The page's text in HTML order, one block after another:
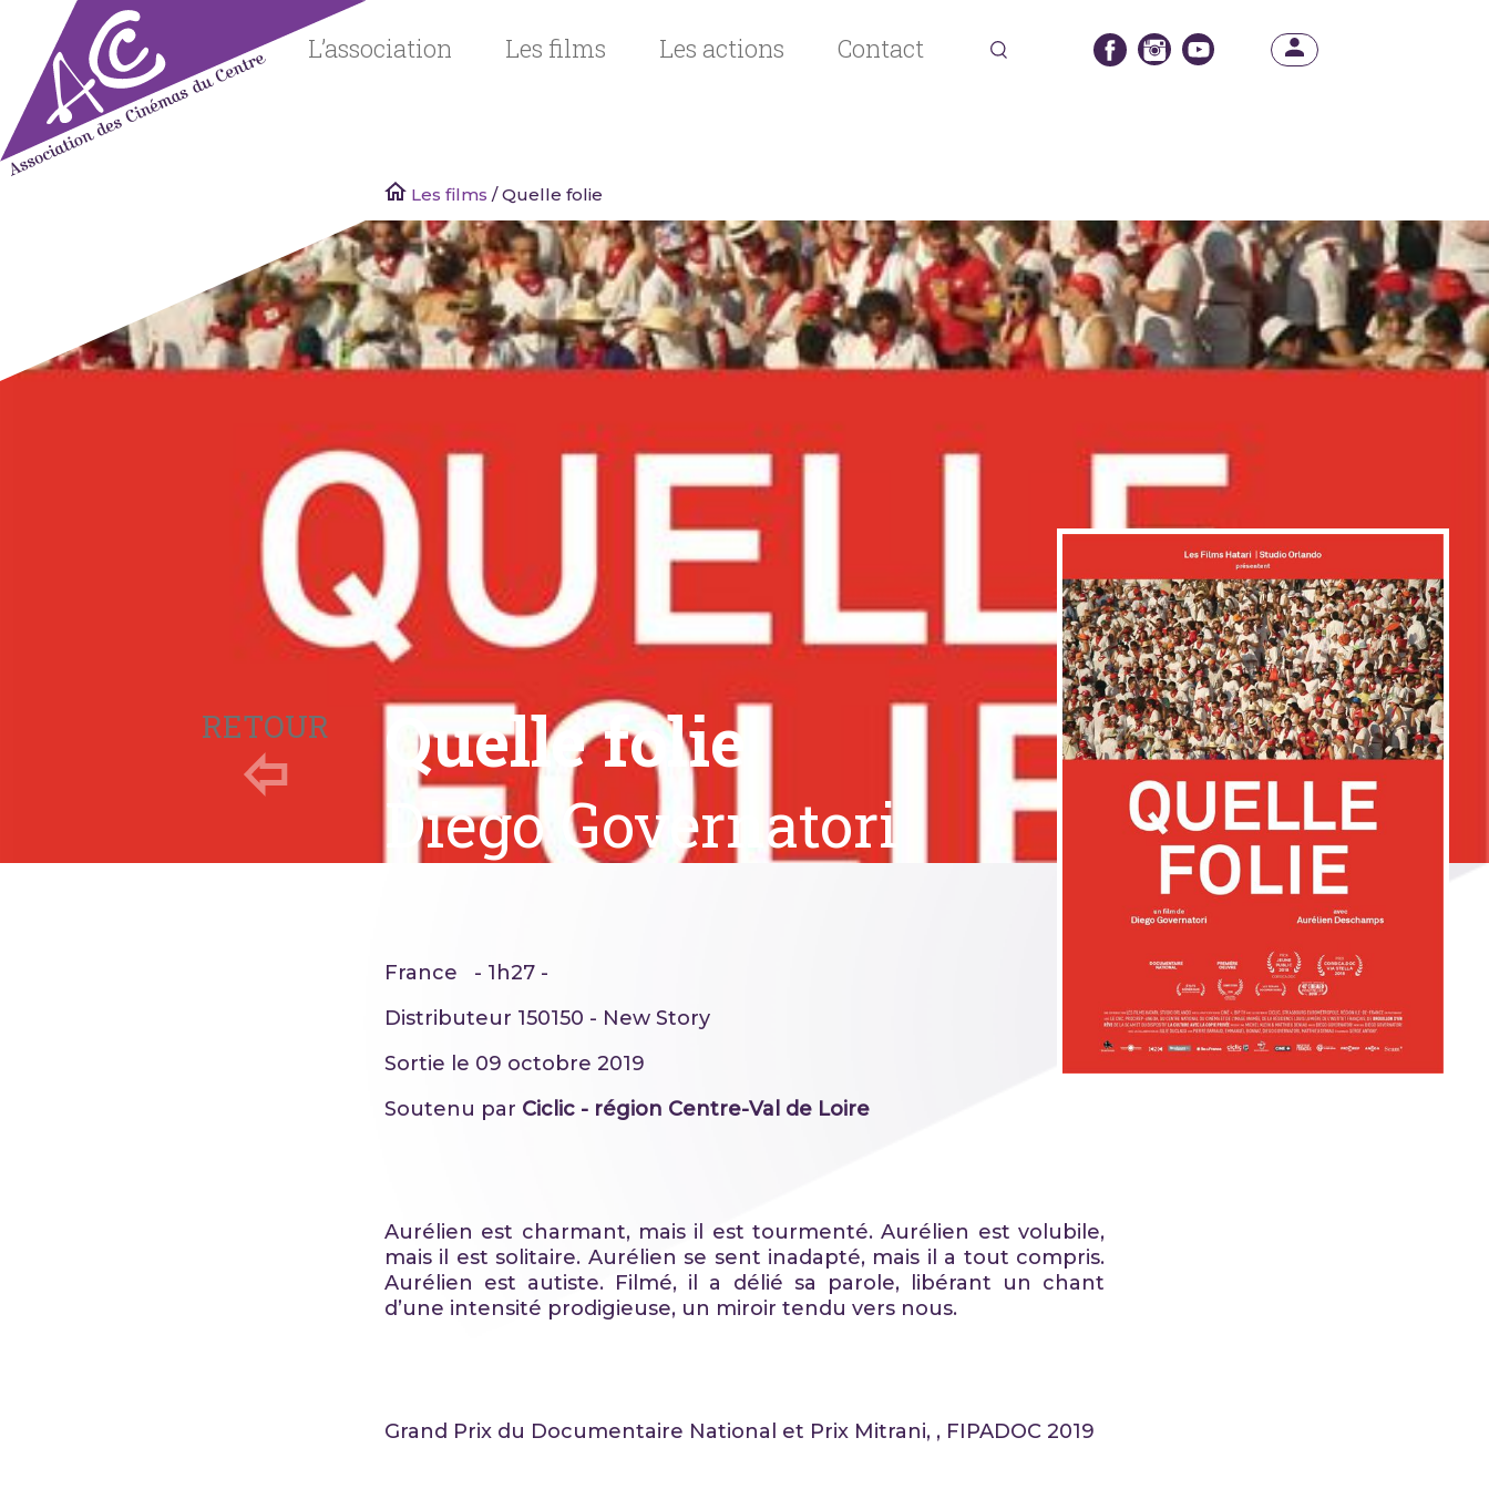
content
Association
des
Cinémas
du Centre
L’association Les films Les actions Contact
Les films / Quelle folie
Quelle folie
Diego Governatori
RETOUR
France - 1h27 -
Distributeur 150150 - New Story
Sortie le 09 octobre 2019
Soutenu par Ciclic - région Centre-Val de Loire
Aurélien est charmant, mais il est tourmenté. Aurélien est volubile,
mais il est solitaire. Aurélien se sent inadapté, mais il a tout compris.
Aurélien est autiste. Filmé, il a délié sa parole, libérant un chant
d’une intensité prodigieuse, un miroir tendu vers nous.
Grand Prix du Documentaire National et Prix Mitrani, , FIPADOC 2019